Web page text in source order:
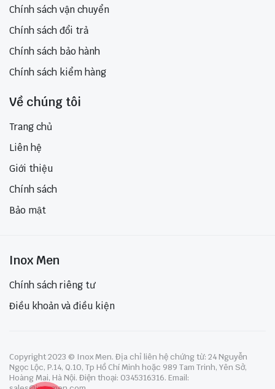
Chính sách vận chuyển
Chính sách đổi trả
Chính sách bảo hành
Chính sách kiểm hàng
Về chúng tôi
Trang chủ
Liên hệ
Giới thiệu
Chính sách
Bảo mật
Inox Men
Chính sách riêng tư
Điều khoản và điều kiện
Copyright 2023 © Inox Men. Địa chỉ liên hệ chứng từ: 24 Nguyễn
Ngọc Lộc, P.14, Q.10, Tp Hồ Chí Minh hoặc 989 Tam Trinh, Yên Sở,
Hoàng Mai, Hà Nội. Điện thoại: 0345316316. Email: